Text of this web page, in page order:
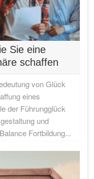
Sie eine
schaffen
von Glück
eines
der Führungglück
und
Fortbildung...